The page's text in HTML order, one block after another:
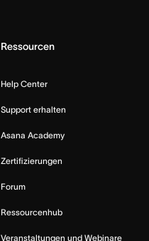
Ressourcen
Help Center
Support erhalten
Asana Academy
Zertifizierungen
Forum
Ressourcenhub
Veranstaltungen und Webinare